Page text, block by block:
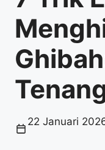
22 Januari